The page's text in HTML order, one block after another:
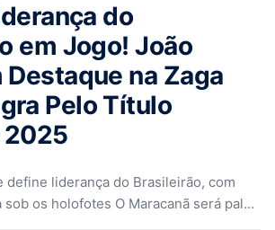
do
em Jogo! João
na Zaga
Pelo Título
2025
define liderança do Brasileirão, com
os holofotes O Maracanã será palco